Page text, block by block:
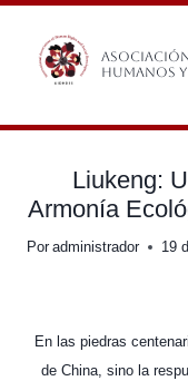
contenido
Humanos
Liukeng:
Armonía
Por administrador 19
En las piedras
de China, sino la